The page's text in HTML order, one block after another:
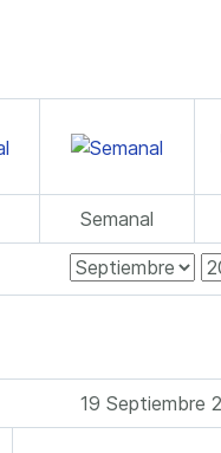
Semanal
19 Septiembre